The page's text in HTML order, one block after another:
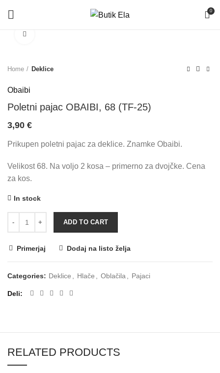
0
Home Deklice
Obaibi
Poletni pajac OBAIBI, 68 (TF-25)
3,90 €
Prikupen poletni pajac za deklice. Znamke Obaibi.
Velikost 68. Na voljo 2 kosa – primerno za dvojčke. Cena
za kos.
In stock
ADD TO CART
Primerjaj Dodaj na listo želja
Categories: Deklice Hlače Oblačila Pajaci
Deli
RELATED PRODUCTS